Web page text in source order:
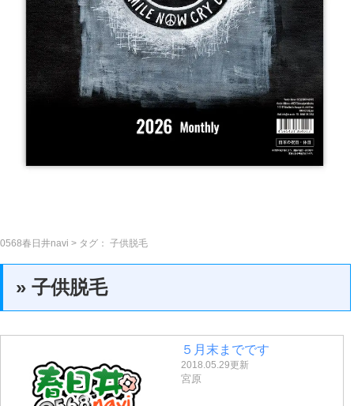
0568春日井navi > タグ： 子供脱毛
» 子供脱毛
５月末までです
2018.05.29更新
宮原